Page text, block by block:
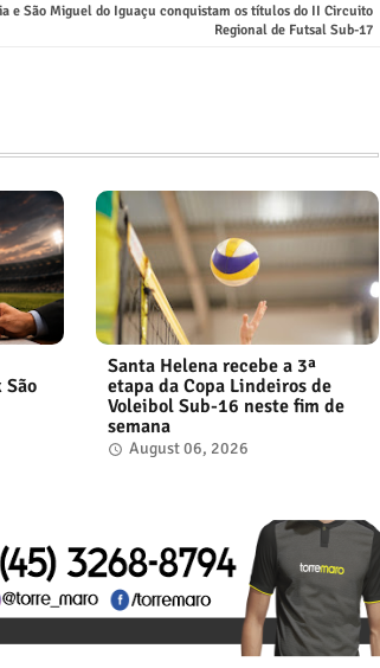
e São Miguel do Iguaçu conquistam os títulos do II Circuito
Regional de Futsal Sub-17
São
Santa Helena recebe a 3ª
etapa da Copa Lindeiros de
Voleibol Sub-16 neste fim de
semana
August 06, 2026